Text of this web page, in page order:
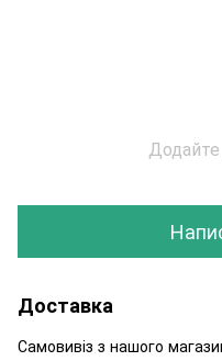
Доставка
Самовивіз з нашого